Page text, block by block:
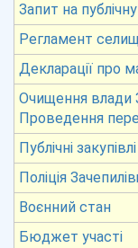
Запит на
Регламент
Декларації про
Очищення влади
Проведення
Публічні закупівлі
Поліція
Воєнний стан
Бюджет участі